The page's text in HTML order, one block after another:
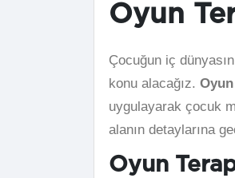
Oyun
Çocuğun iç
konu alacağız.
uygulayarak çocuk
alanın detaylarına
Oyun